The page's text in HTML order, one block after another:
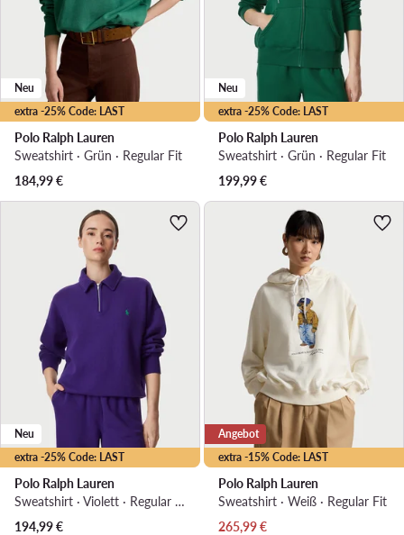
extra -25% Code: LAST
Neu
Polo Ralph Lauren
Sweatshirt · Grün · Regular Fit
184,99€
extra -25% Code: LAST
Neu
Polo Ralph Lauren
Sweatshirt · Grün · Regular Fit
199,99€
extra -25% Code: LAST
Neu
Polo Ralph Lauren
Sweatshirt · Violett · Regular Fit
194,99€
extra -15% Code: LAST
Angebot
Polo Ralph Lauren
Sweatshirt · Weiß · Regular Fit
Aktueller Preis
265,99€